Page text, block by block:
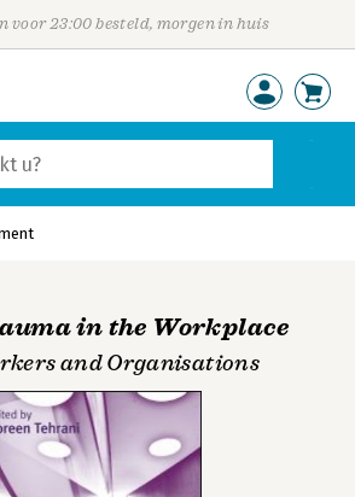
voor 23:00 besteld, morgen in huis
in the Workplace
and Organisations